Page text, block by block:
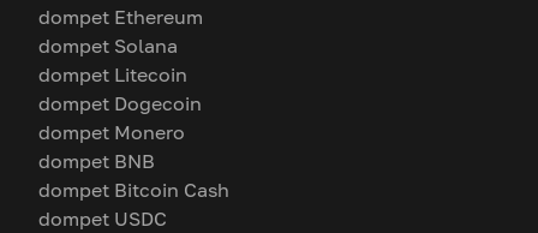
dompet Ethereum
dompet Solana
dompet Litecoin
dompet Dogecoin
dompet Monero
dompet BNB
dompet Bitcoin Cash
dompet USDC